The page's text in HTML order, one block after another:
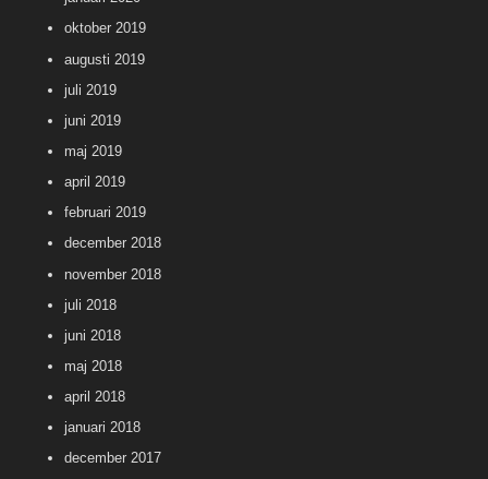
oktober 2019
augusti 2019
juli 2019
juni 2019
maj 2019
april 2019
februari 2019
december 2018
november 2018
juli 2018
juni 2018
maj 2018
april 2018
januari 2018
december 2017